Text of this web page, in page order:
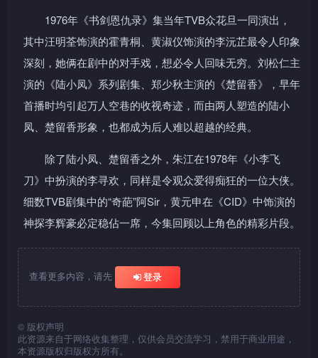
1976年《书剑恩仇录》集当年TVB众花旦一同演出，
其中汪明荃饰演的霍青桐、黄淑仪饰演的李沅芷最令人印象
深刻，她俩在剧中的对手戏，想必令人回味无穷。刘松仁主
演的《陆小凤》系列剧集、郑少秋主演的《楚留香》，早年
首播时均引起万人空巷的收视奇迹，而由两人塑造的陆小
凤、楚留香形象，也都成为后人难以超越的经典。
除了陆小凤、楚留香之外，朱江在1978年《小李飞
刀》中扮演的李寻欢，同样是令观众爱得痴狂的一位大侠。
细数TVB剧集中的“奇葩”阿Sir，黄元申在《CID》中饰演的
神探李辉豪必定稳佔一席，今集回顾以上角色的精彩片段。
查看更多内容，请先 登录
© 版权声明
此资源来自于网络收集整理，仅供会员交流学习，禁用于商业用途，
本资源版权归版权方所有。